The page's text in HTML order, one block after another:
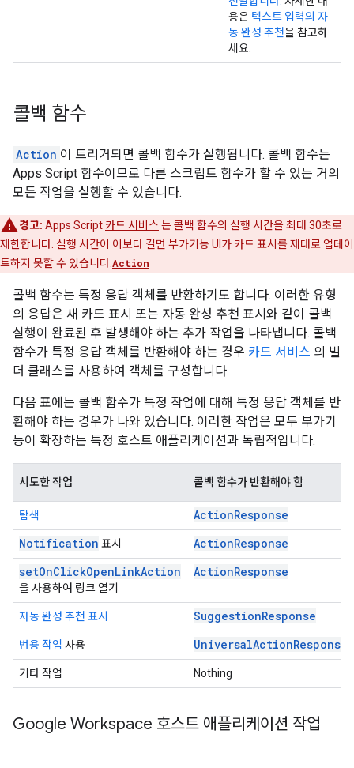
용은 텍스트 입력의 자
동 완성 추천을 참고하
세요.
콜백 함수
Action 이 트리거되면 콜백 함수가 실행됩니다. 콜백 함수는
Apps Script 함수이므로 다른 스크립트 함수가 할 수 있는 거의
모든 작업을 실행할 수 있습니다.
경고: Apps Script 카드 서비스는 콜백 함수의 실행 시간을 최대 30초로
제한합니다. 실행 시간이 이보다 길면 부가기능 UI가 카드 표시를 제대로 업데이
트하지 못할 수 있습니다.Action
콜백 함수는 특정 응답 객체를 반환하기도 합니다. 이러한 유형
의 응답은 새 카드 표시 또는 자동 완성 추천 표시와 같이 콜백
실행이 완료된 후 발생해야 하는 추가 작업을 나타냅니다. 콜백
함수가 특정 응답 객체를 반환해야 하는 경우 카드 서비스 의 빌
더 클래스를 사용하여 객체를 구성합니다.
다음 표에는 콜백 함수가 특정 작업에 대해 특정 응답 객체를 반
환해야 하는 경우가 나와 있습니다. 이러한 작업은 모두 부가기
능이 확장하는 특정 호스트 애플리케이션과 독립적입니다.
시도한 작업 콜백 함수가 반환해야 함
탐색
ActionResponse
Notification 표시
ActionResponse
setOnClickOpenLinkAction
을 사용하여 링크 열기
ActionResponse
자동 완성 추천 표시 SuggestionResponse
범용 작업 사용 UniversalActionResponse
기타 작업 Nothing
Google Workspace 호스트 애플리케이션 작업